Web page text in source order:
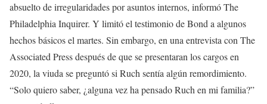
absuelto de irregularidades por asuntos internos, informó The
Philadelphia Inquirer. Y limitó el testimonio de Bond a algunos
hechos básicos el martes. Sin embargo, en una entrevista con The
Associated Press después de que se presentaran los cargos en
2020, la viuda se preguntó si Ruch sentía algún remordimiento.
“Solo quiero saber, ¿alguna vez ha pensado Ruch en mi familia?”